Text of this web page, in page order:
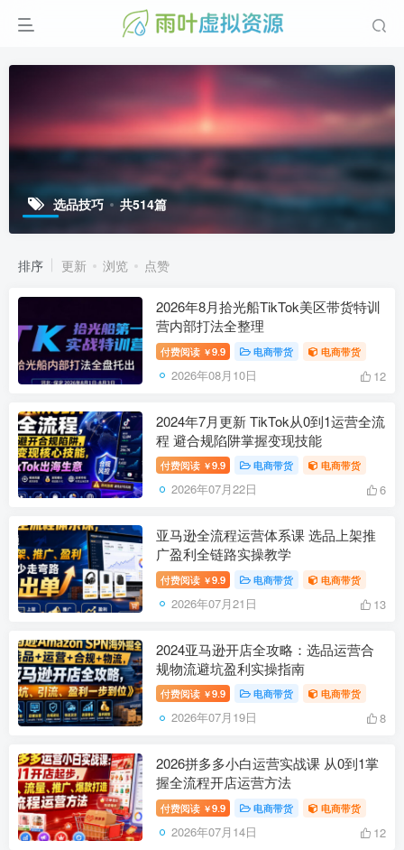
选品技巧 共514篇
排序 更新 浏览 点赞
2026年8月拾光船TikTok美区带货特训
营内部打法全整理
付费阅读 ￥9.9 电商带货 电商带货
2026年08月10日 12
2024年7月更新 TikTok从0到1运营全流
程 避合规陷阱掌握变现技能
付费阅读 ￥9.9 电商带货 电商带货
2026年07月22日 6
亚马逊全流程运营体系课 选品上架推
广盈利全链路实操教学
付费阅读 ￥9.9 电商带货 电商带货
2026年07月21日 13
2024亚马逊开店全攻略：选品运营合
规物流避坑盈利实操指南
付费阅读 ￥9.9 电商带货 电商带货
2026年07月19日 8
2026拼多多小白运营实战课 从0到1掌
握全流程开店运营方法
付费阅读 ￥9.9 电商带货 电商带货
2026年07月14日 12